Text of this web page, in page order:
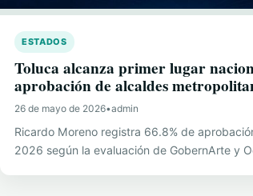
ESTADOS
Toluca alcanza primer lugar
aprobación de alcaldes
26 de mayo de 2026•admin
Ricardo Moreno registra 66.8% de
2026 según la evaluación de GobernArte y